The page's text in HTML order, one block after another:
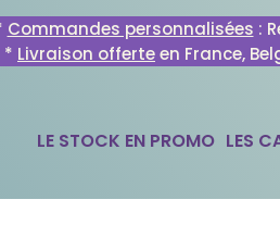
Commandes personnalisées :
* Livraison offerteen France,
LE STOCK EN PROMO LES